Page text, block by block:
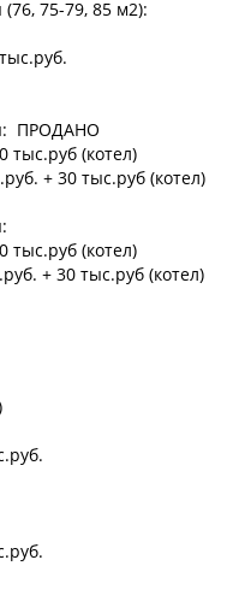
75-79, 85 м2):
ПРОДАНО
тыс.руб (котел)
+ 30 тыс.руб (котел)
тыс.руб (котел)
+ 30 тыс.руб (котел)